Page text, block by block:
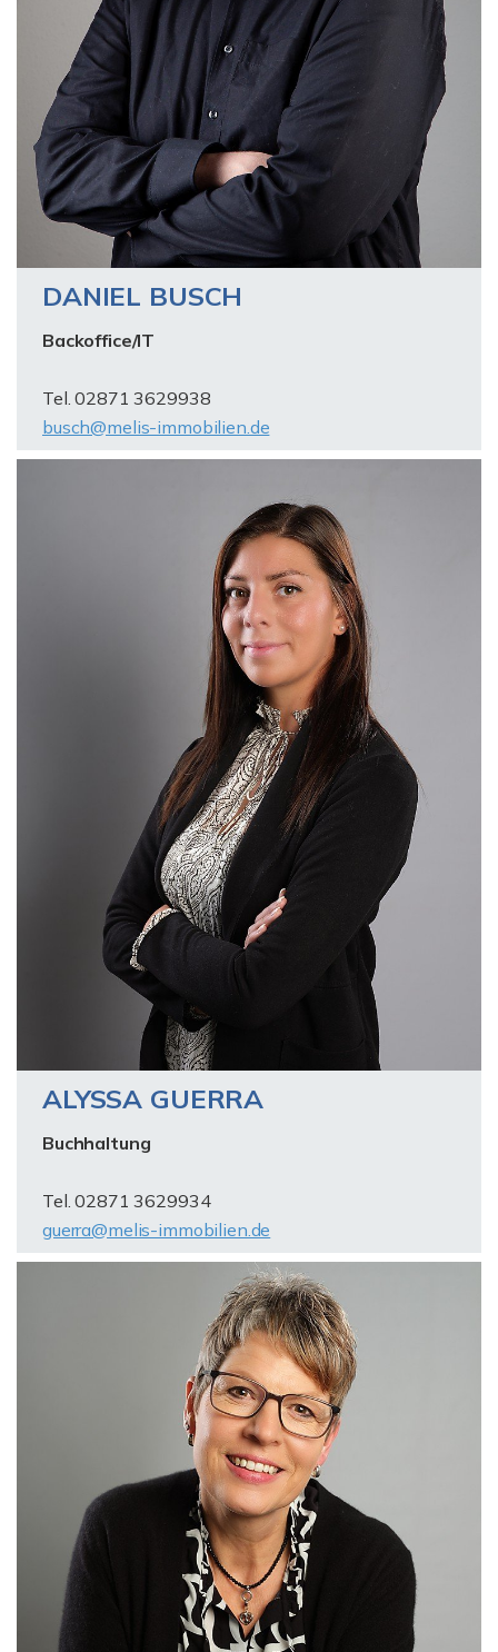
DANIEL BUSCH
Backoffice/IT
Tel. 02871 3629938
busch@melis-immobilien.de
ALYSSA GUERRA
Buchhaltung
Tel. 02871 3629934
guerra@melis-immobilien.de